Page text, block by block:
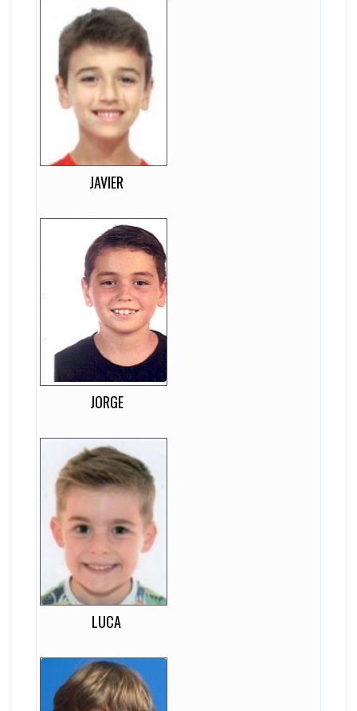
JAVIER
Javier
EDAD
12
DORSAL
3
LATERALIDAD
Marcador Central
JORGE
Jorge
EDAD
DORSAL
LATERALIDAD
D
Marcador Central
LUCA
Luca
EDAD
13
DORSAL
2
LATERALIDAD
Marcador Central
Medio